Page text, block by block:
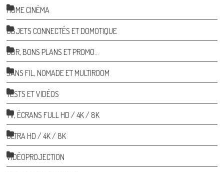
HOME CINÉMA
OBJETS CONNECTÉS ET DOMOTIQUE
ODR, BONS PLANS ET PROMO…
SANS FIL, NOMADE ET MULTIROOM
TESTS ET VIDÉOS
TV, ÉCRANS FULL HD / 4K / 8K
ULTRA HD / 4K / 8K
VIDÉOPROJECTION